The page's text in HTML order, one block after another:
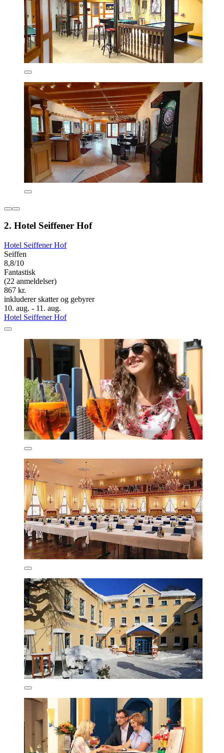
2. Hotel Seiffener Hof
Hotel Seiffener Hof
Seiffen
8,8/10
Fantastisk
(22 anmeldelser)
867 kr.
inkluderer skatter og gebyrer
10. aug. - 11. aug.
Hotel Seiffener Hof